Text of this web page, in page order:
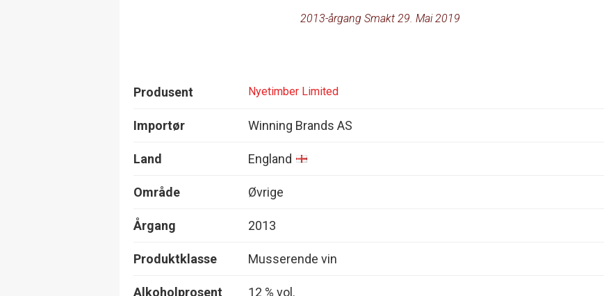
2013-årgang Smakt 29. Mai 2019
Produsent Nyetimber Limited
Importør Winning Brands AS
Land England
Område Øvrige
Årgang 2013
Produktklasse Musserende vin
Alkoholprosent 12 % vol.